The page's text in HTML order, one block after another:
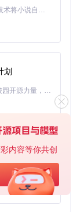
内容等你共创
文件夹
、电源来源及
Toonflow 是一款 AI 短剧漫剧工具，能够利用 AI 技术将小说自动转化为剧本，并结合 AI 生成的图片和视频，实现高效的短剧创作。借助 Toonflow，可以轻松完成从文字到影像的全流程，让短剧制作变得更加智能与便捷。
划
「源启盛夏」暑期校园开发者成长计划旨在激活校园开源力量，通过积分激励、认证扶持、资源倾斜等形式，引导高校组织和开发者完成「入驻 — 建项目 — 做贡献 — 获认证 — 得资源」的完整闭环。无论你是想带领社团入驻平台的组织者，还是希望用代码贡献证明自己的开发者，都能在这里找到属于你的成长路径。
免费、本地、开源的 24/7 全天候 Cowork 应用，以及适用于 Gemini CLI、Claude Code、Codex、OpenCode、Qwen Code、Goose CLI、Auggie 等的 OpenClaw | 🌟 喜欢就点star吧